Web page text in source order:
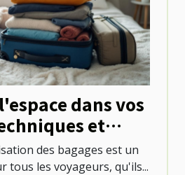
dans vos
et
des bagages est un
tous les voyageurs, qu'ils...